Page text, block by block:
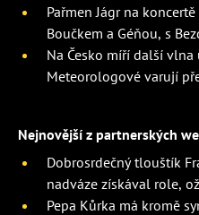
Pařmen Jágr na
Boučkem a Géňou, s
Na Česko míří další vlna
Meteorologové varují
Nejnovější z partnerských
Dobrosrdečný tlouštík
nadváze získával role,
Pepa Kůrka má kromě